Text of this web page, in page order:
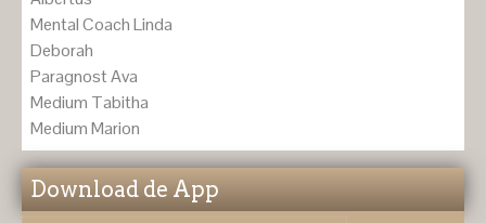
Mental Coach Linda
Deborah
Paragnost Ava
Medium Tabitha
Medium Marion
Download de App